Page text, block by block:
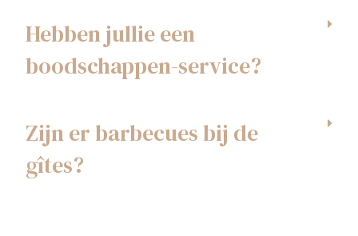
Hebben jullie een
boodschappen-service?
Zijn er barbecues bij de
gîtes?